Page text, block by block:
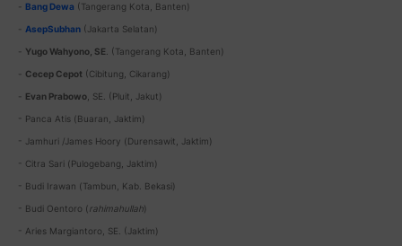
Bang Dewa (Tangerang Kota, Banten)
AsepSubhan (Jakarta Selatan)
Yugo Wahyono, SE . (Tangerang Kota, Banten)
Cecep Cepot (Cibitung, Cikarang)
Evan Prabowo , SE. (Pluit, Jakut)
- Panca Atis (Buaran, Jaktim)
- Jamhuri /James Hoory (Durensawit, Jaktim)
- Citra Sari (Pulogebang, Jaktim)
- Budi Irawan (Tambun, Kab. Bekasi)
- Budi Oentoro (rahimahullah)
- Aries Margiantoro, SE. (Jaktim)